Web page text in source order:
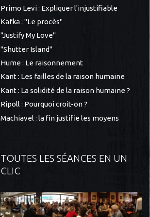
Primo Levi : Expliquer l'injustifiable
Kafka : "Le procès"
"Justify My Love"
"Shutter Island"
Hume : Le raisonnement
Kant : Les failles de la raison humaine
Kant : La solidité de la raison humaine ?
Ripoll : Pourquoi croit-on ?
Machiavel : la fin justifie les moyens
TOUTES LES SÉANCES EN UN
CLIC